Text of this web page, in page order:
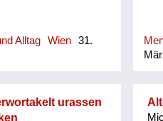
Alltag Wien
31.
urassen